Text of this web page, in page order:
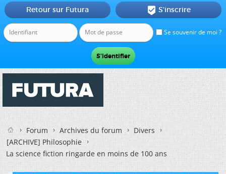
Se souvenir de moi ?
Retour sur Futura  S'inscrire
Forum Archives du forum
Divers
[ARCHIVE] Philosophie
La science fiction ringarde en moins de 100 ans